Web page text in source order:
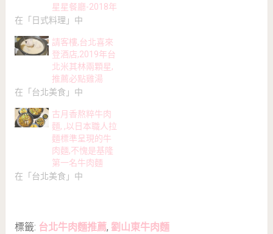
星星餐廳-2018年
在「日式料理」中
請客樓,台北喜來
登酒店,2019年台
北米其林兩顆星,
推薦必點雞湯
在「台北美食」中
古月香熬粹牛肉
麵, ,以日本職人拉
麵標準呈現的牛
肉麵,不愧是基隆
第一名牛肉麵
在「台北美食」中
標籤: 台北牛肉麵推薦, 劉山東牛肉麵